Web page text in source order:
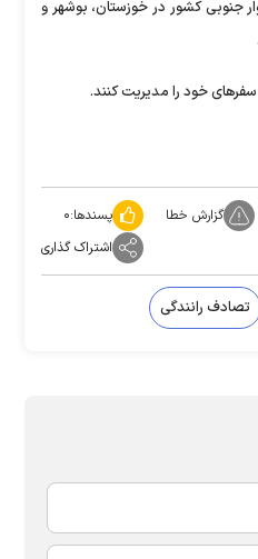
جنوبی کشور در خوزستان، بوشهر و
خود را مدیریت کنند.
گزارش خطا پسندها:۰
اشتراک گذاری
تصادف رانندگی